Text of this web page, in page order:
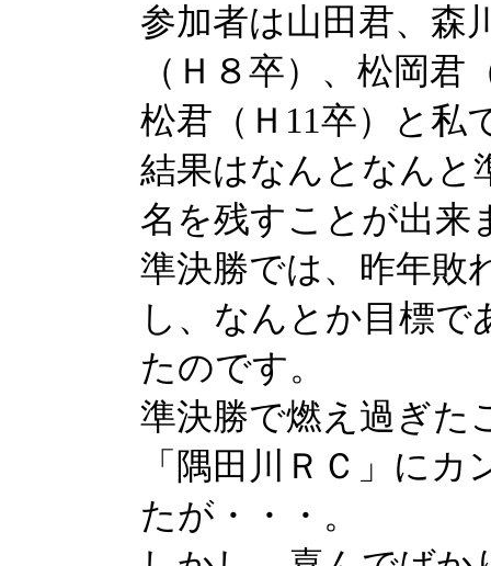
参加者は山田君、森
（Ｈ８卒）、松岡
松君（Ｈ11卒）と私
結果はなんとなんと
名を残すことが出来
準決勝では、昨年敗
し、なんとか目標
たのです。
準決勝で燃え過ぎた
「隅田川ＲＣ」に
たが・・・。